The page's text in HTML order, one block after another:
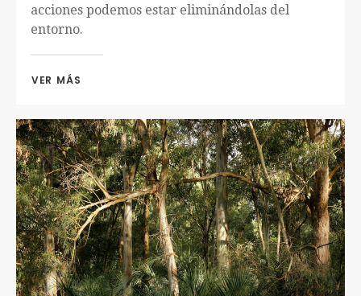
acciones podemos estar eliminándolas del
entorno.
VER MÁS